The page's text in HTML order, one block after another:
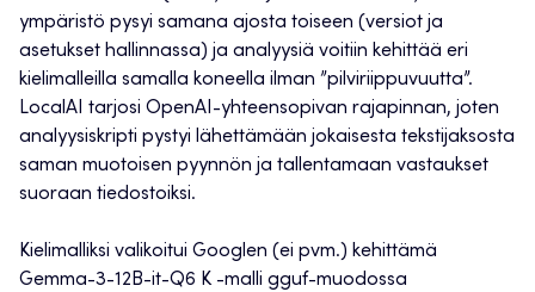
ympäristö pysyi samana ajosta toiseen (versiot ja
asetukset hallinnassa) ja analyysiä voitiin kehittää eri
kielimalleilla samalla koneella ilman ”pilviriippuvuutta”.
LocalAI tarjosi OpenAI-yhteensopivan rajapinnan, joten
analyysiskripti pystyi lähettämään jokaisesta tekstijaksosta
saman muotoisen pyynnön ja tallentamaan vastaukset
suoraan tiedostoiksi.
Kielimalliksi valikoitui Googlen (ei pvm.) kehittämä
Gemma-3-12B-it-Q6 K -malli gguf-muodossa